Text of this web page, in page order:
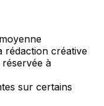
rédaction créative
à
sur certains